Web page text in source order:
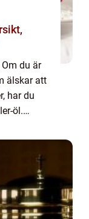
du är
älskar att
har du
öl.
i